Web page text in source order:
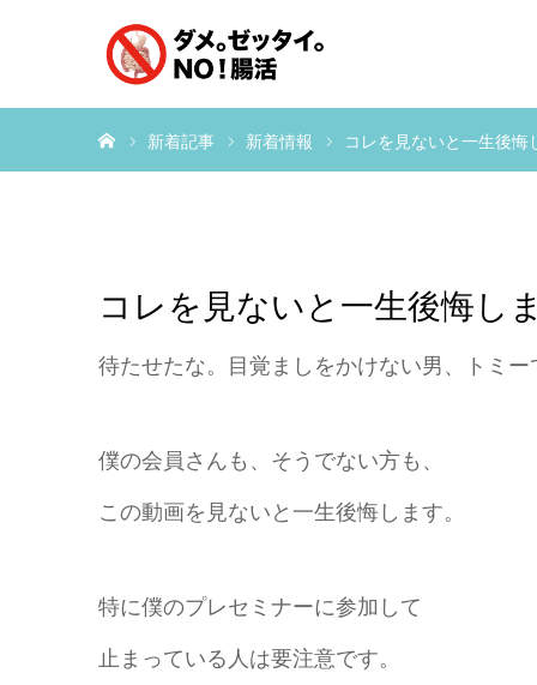
新着記事 新着情報 コレを見ないと一生後悔
コレを見ないと一生後悔し
待たせたな。目覚ましをかけない男、トミー
僕の会員さんも、そうでない方も、
この動画を見ないと一生後悔します。
特に僕のプレセミナーに参加して
止まっている人は要注意です。